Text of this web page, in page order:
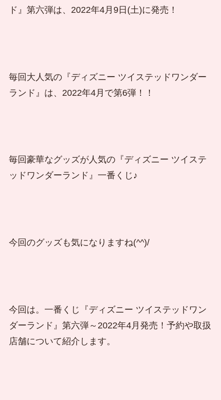
ド』第六弾は、2022年4月9日(土)に発売！
毎回大人気の『ディズニー ツイステッドワンダー
ランド』は、2022年4月で第6弾！！
毎回豪華なグッズが人気の『ディズニー ツイステ
ッドワンダーランド』一番くじ♪
今回のグッズも気になりますね(^^)/
今回は。一番くじ『ディズニー ツイステッドワン
ダーランド』第六弾～2022年4月発売！予約や取扱
店舗について紹介します。